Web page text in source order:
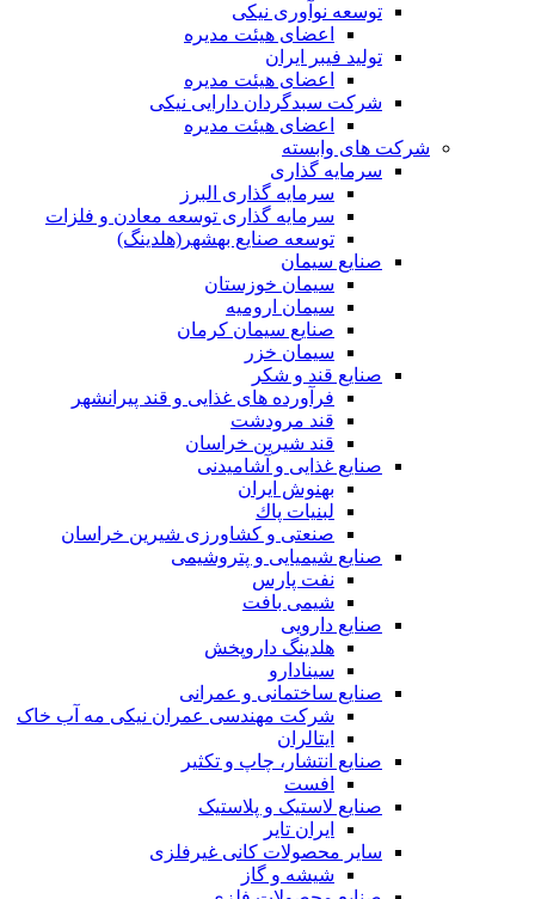
توسعه نوآوری نیکی
اعضای هیئت مدیره
تولید فیبر ایران
اعضای هیئت مدیره
شرکت سبدگردان دارایی نیکی
اعضای هیئت مدیره
شرکت های وابسته
سرمایه گذاری
سرمایه گذاری البرز
سرمایه گذاری توسعه معادن و فلزات
توسعه‌ صنایع‌ بهشهر(هلدینگ)
صنایع سیمان
سیمان خوزستان
سیمان ارومیه
صنایع سیمان کرمان
سیمان خزر
صنایع قند و شکر
فرآورده های غذایی و قند پیرانشهر
قند مرودشت
قند شیرین خراسان
صنایع غذايی و آشاميدنی
بهنوش ایران
لبنيات پاك
صنعتی و کشاورزی شیرین خراسان
صنایع شیمیایی و پتروشیمی
نفت پارس
شیمی بافت
صنایع دارویی
هلدینگ داروپخش
سینادارو
صنایع ساختمانی و عمرانی
شرکت مهندسی عمران نیکی مه آب خاک
ایتالران
صنایع انتشار، چاپ و تکثير
افست
صنایع لاستیک و پلاستیک
ایران تایر
ساير محصولات كانی غيرفلزی
شیشه و گاز